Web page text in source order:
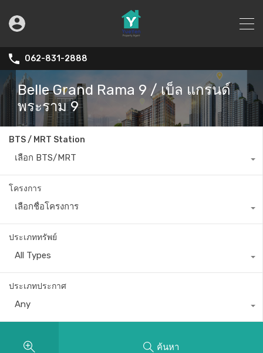
062-831-2888
Belle Grand Rama 9 / เบ็ล แกรนด์
พระราม 9
BTS / MRT Station
เลือก BTS/MRT
โครงการ
เลือกชื่อโครงการ
ประเภททรัพย์
All Types
ประเภทประกาศ
Any
ค้นหา